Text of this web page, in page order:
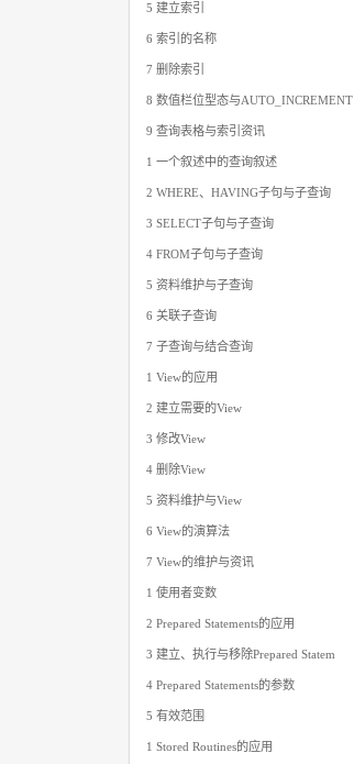
5 建立索引
6 索引的名称
7 删除索引
8 数值栏位型态与AUTO_INCREMENT
9 查询表格与索引资讯
1 一个叙述中的查询叙述
2 WHERE、HAVING子句与子查询
3 SELECT子句与子查询
4 FROM子句与子查询
5 资料维护与子查询
6 关联子查询
7 子查询与结合查询
1 View的应用
2 建立需要的View
3 修改View
4 删除View
5 资料维护与View
6 View的演算法
7 View的维护与资讯
1 使用者变数
2 Prepared Statements的应用
3 建立、执行与移除Prepared Statem
4 Prepared Statements的参数
5 有效范围
1 Stored Routines的应用